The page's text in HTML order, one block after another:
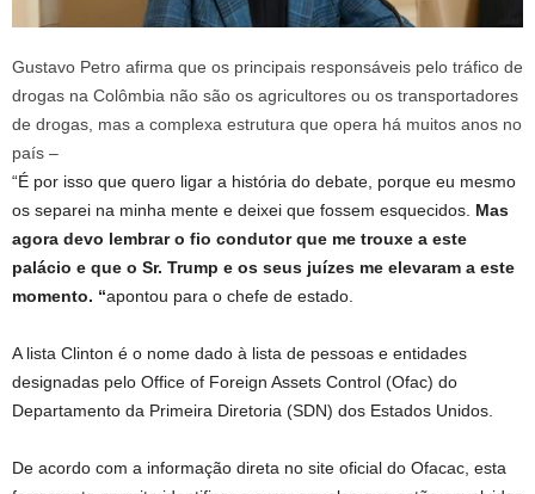
Gustavo Petro afirma que os principais responsáveis ​​pelo tráfico de
drogas na Colômbia não são os agricultores ou os transportadores
de drogas, mas a complexa estrutura que opera há muitos anos no
país –
“É por isso que quero ligar a história do debate, porque eu mesmo
os separei na minha mente e deixei que fossem esquecidos. Mas
agora devo lembrar o fio condutor que me trouxe a este
palácio e que o Sr. Trump e os seus juízes me elevaram a este
momento. “apontou para o chefe de estado.
A lista Clinton é o nome dado à lista de pessoas e entidades
designadas pelo Office of Foreign Assets Control (Ofac) do
Departamento da Primeira Diretoria (SDN) dos Estados Unidos.
De acordo com a informação direta no site oficial do Ofacac, esta